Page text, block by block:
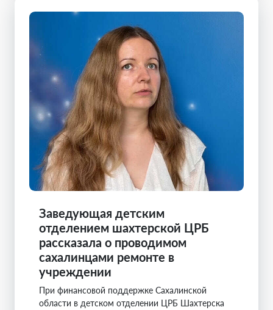
Заведующая детским
отделением шахтерской ЦРБ
рассказала о проводимом
сахалинцами ремонте в
учреждении
При финансовой поддержке Сахалинской
области в детском отделении ЦРБ Шахтерска